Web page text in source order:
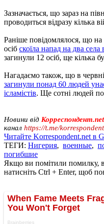
Зазначається, що зараз на
проводиться відразу кілька
Раніше повідомлялося, що на
осіб скоїла напад на два села
загинули 12 осіб, ще кілька
Нагадаємо також, що в
загинули понад 60 людей
ісламістів. Ще сотні людей
Новини від Корреспондент.net
канал https://t.me/
Читайте Korrespondent.net в
ТЕГИ: Нигерия, военные,
погибшие
Якщо ви помітили помилку,
натисніть Ctrl + Enter, щоб